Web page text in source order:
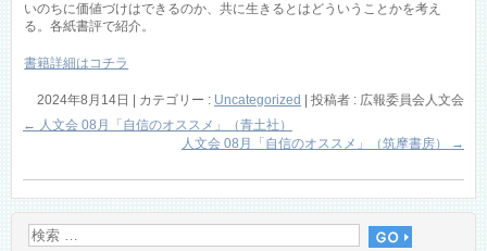
いのちに価値づけはできるのか、共に生きるとはどういうことかを考え
る。各紙書評で紹介。
書籍詳細はコチラ
2024年8月14日 カテゴリー : Uncategorized
投稿者 : 広報委員会人文会
← 人文会 08月「自信のオススメ」（青土社）
人文会 08月「自信のオススメ」（筑摩書房）
→